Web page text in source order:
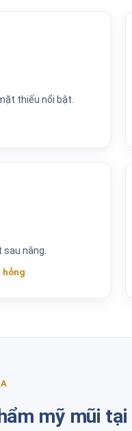
thiếu nổi bật.
nâng.
hỏng
mỹ mũi tại